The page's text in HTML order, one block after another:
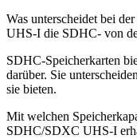
Was unterscheidet bei
UHS-I die SDHC- von
SDHC-Speicherkarten
darüber. Sie
sie bieten.
Mit welchen
SDHC/SDXC UHS-I